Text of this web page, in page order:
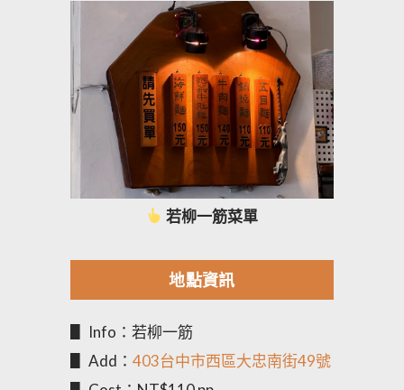
若柳一筋菜單
地點資訊
▋ Info：若柳一筋
▋ Add： 403台中市西區大忠南街49號